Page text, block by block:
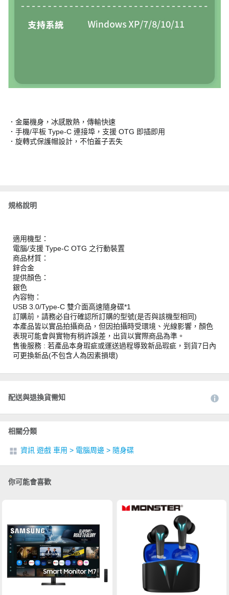
．金屬機身，冰感散熱，傳輸快速
．手機/平板 Type-C 連接埠，支援 OTG 即插即用
．旋轉式保護帽設計，不怕蓋子丟失
規格說明
適用機型：
電腦/支援 Type-C OTG 之行動裝置
商品材質：
鋅合金
提供顏色：
銀色
內容物：
USB 3.0/Type-C 雙介面高速隨身碟*1
訂購前，請務必自行確認所訂購的型號(是否與該機型相同)
本產品皆以實品拍攝商品，但因拍攝時受環境、光線影響，顏色
表現可能會與實物有稍許誤差，出貨以實際商品為準。
售後服務 : 若產品本身瑕疵或運送過程導致新品瑕疵，到貨7日內
可更換新品(不包含人為因素損壞)
配送與退換貨需知
相關分類
資訊 遊戲 車用 > 電腦周邊 > 隨身碟
你可能會喜歡